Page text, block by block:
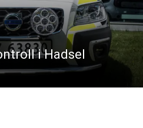
i Hadsel